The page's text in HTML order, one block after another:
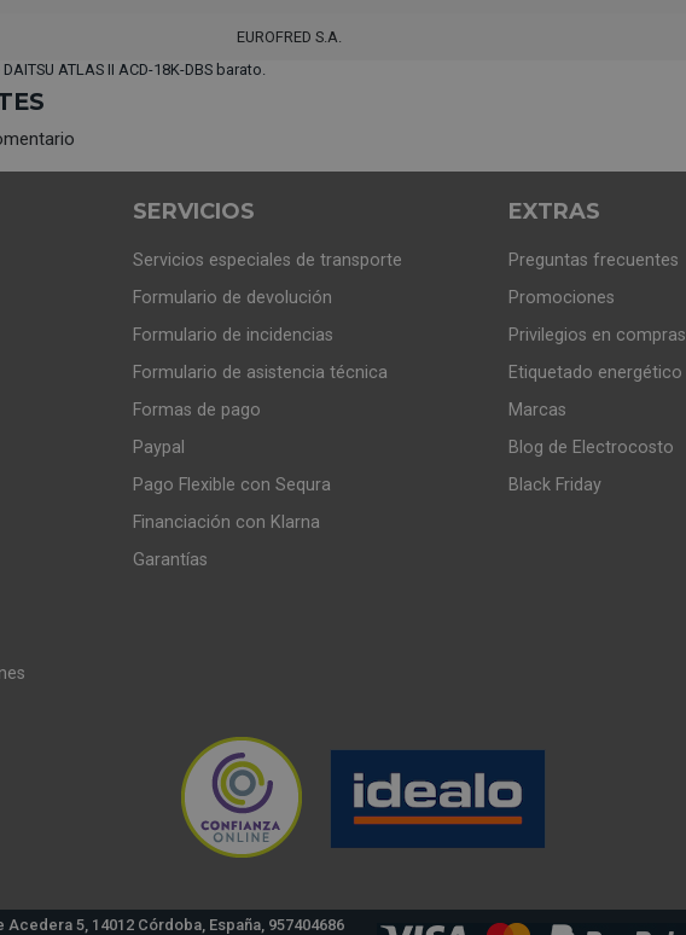
EUROFRED S.A.
ATLAS II ACD-18K-DBS barato.
SERVICIOS
Servicios especiales de transporte
Formulario de devolución
Formulario de incidencias
Formulario de asistencia técnica
Formas de pago
Paypal
Pago Flexible con Sequra
Financiación con Klarna
Garantías
EXTRAS
Preguntas frecuentes
Promociones
Privilegios en compras
Etiquetado energético
Marcas
Blog de Electrocosto
Black Friday
Acedera 5, 14012 Córdoba, España, 957404686